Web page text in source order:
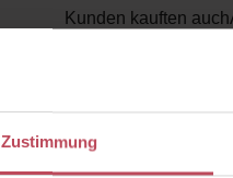
Zustimmung
Kunden kauften auch